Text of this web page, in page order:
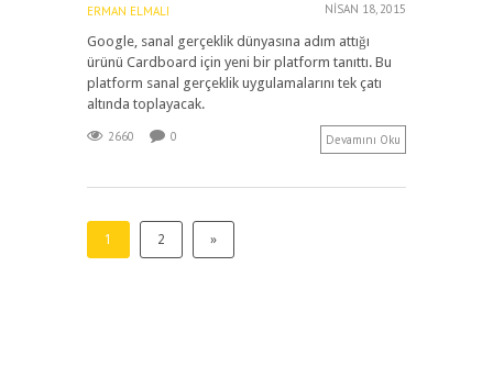
ERMAN ELMALI NISAN 18, 2015
Google, sanal gerçeklik dünyasına adım attığı
ürünü Cardboard için yeni bir platform tanıttı. Bu
platform sanal gerçeklik uygulamalarını tek çatı
altında toplayacak.
2660 0 Devamını Oku
1 2 »